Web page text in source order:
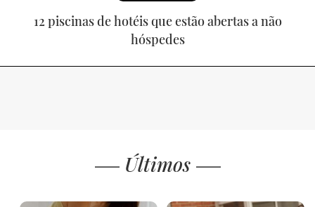
12 piscinas de hotéis que estão abertas a não
hóspedes
Últimos